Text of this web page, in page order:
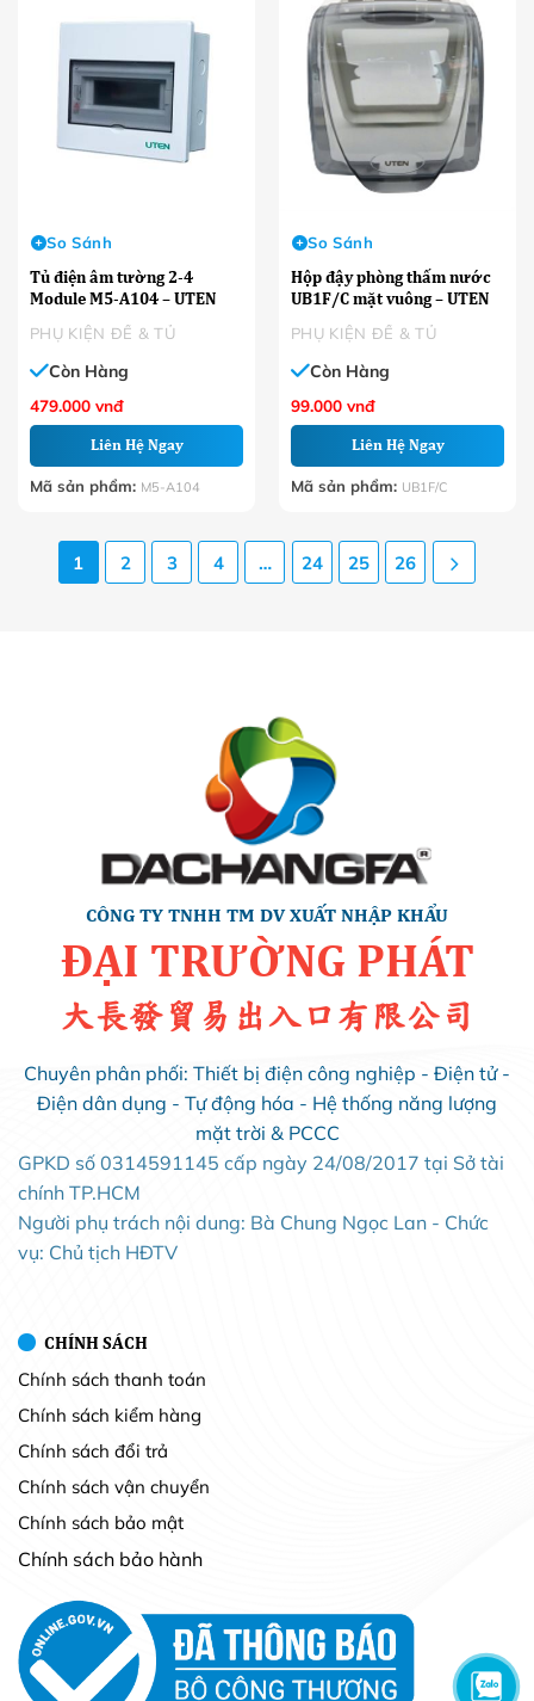
PHỤ KIỆN ĐẾ & TỦ
Tủ điện âm tường 2-4
Module M5-A104 – UTEN
So Sánh
Còn Hàng
479.000 vnđ
Liên Hệ Ngay
Mã sản phẩm: M5-A104
PHỤ KIỆN ĐẾ & TỦ
Hộp đậy phòng thấm nước
UB1F/C mặt vuông – UTEN
So Sánh
Còn Hàng
99.000 vnđ
Liên Hệ Ngay
Mã sản phẩm: UB1F/C
1 2 3 4 … 24 25 26
CÔNG TY TNHH TM DV XUẤT NHẬP KHẨU
ĐẠI TRƯỜNG PHÁT
大長發貿易出入口有限公司
Chuyên phân phối: Thiết bị điện công nghiệp - Điện tử -
Điện dân dụng - Tự động hóa - Hệ thống năng lượng
mặt trời & PCCC
GPKD số 0314591145 cấp ngày 24/08/2017 tại Sở tài
chính TP.HCM
Người phụ trách nội dung: Bà Chung Ngọc Lan - Chức
vụ: Chủ tịch HĐTV
CHÍNH SÁCH
Chính sách thanh toán
Chính sách kiểm hàng
Chính sách đổi trả
Chính sách vận chuyển
Chính sách bảo mật
Chính sách bảo hành